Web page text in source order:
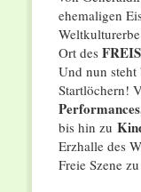
ehemaligen
Ort des
Und nun steht
Startlöchern!
bis hin zu
Erzhalle des
Freie Szene